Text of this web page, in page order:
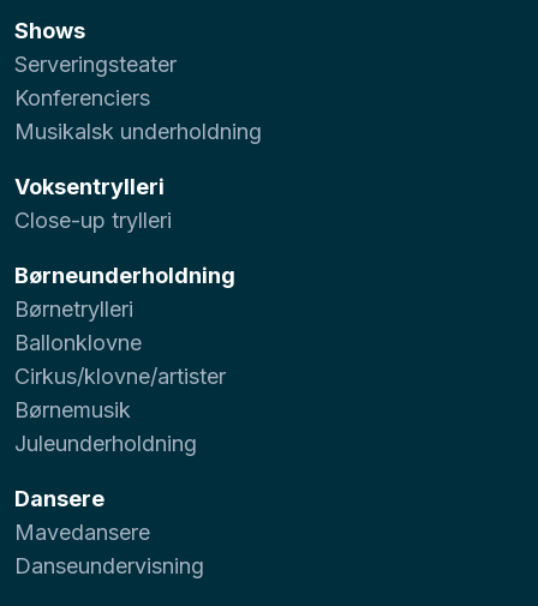
Shows
Serveringsteater
Konferenciers
Musikalsk underholdning
Voksentrylleri
Close-up trylleri
Børneunderholdning
Børnetrylleri
Ballonklovne
Cirkus/klovne/artister
Børnemusik
Juleunderholdning
Dansere
Mavedansere
Danseundervisning